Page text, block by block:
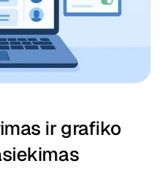
ir grafiko